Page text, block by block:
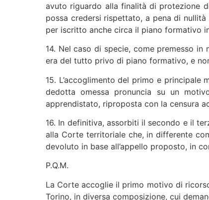
avuto riguardo alla finalità di protezione
possa credersi rispettato, a pena di
per iscritto anche circa il piano formativo
14. Nel caso di specie, come premesso
era del tutto privo di piano formativo, e
15. L’accoglimento del primo e
dedotta omessa pronuncia su un
apprendistato, riproposta con la censura
16. In definitiva, assorbiti il secondo e il
alla Corte territoriale che, in differente
devoluto in base all’appello proposto, in
P.Q.M.
La Corte accoglie il primo motivo di
Torino, in diversa composizione, cui